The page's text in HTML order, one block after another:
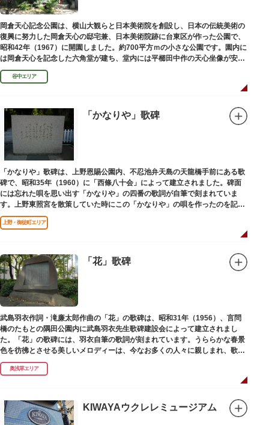
岡倉天心記念公園は、横山大観らと日本美術院を創設し、日本の伝統美術の
復興に努力した岡倉天心の邸宅兼、日本美術院跡に台東区が作った公園で、
昭和42年（1967）に開園しました。約700平方ｍの小さな公園です。園内に
は岡倉天心を記念した六角堂が建ち、堂内には平櫛田中作の天心坐像が安置
されています。
谷中エリア
「かなりや」歌碑
「かなりや」歌碑は、上野恩賜公園内、不忍池弁天島の天龍橋手前にある歌
碑で、昭和35年（1960）に「西條八十会」によって建立されました。碑面
には忘れた唄を思い出す「かなりや」の四番の歌詞が自筆で刻まれていま
す。上野東照宮を散策していた時にこの「かなりや」の唄を作ったのを記念
してこの地に建てられました。
上野・御徒町エリア
「花」歌碑
武島羽衣作詞・滝廉太郎作曲の「花」の歌碑は、昭和31年（1956）、言問
橋のたもとの隅田公園内に武島羽衣先生歌碑建設会によって建立されまし
た。「花」の歌碑には、羽衣自筆の歌詞が刻まれています。うららかな春景
色を彷彿とさせる美しいメロディーは、今なお多くの人々に親しまれ、歌い
つがれています。
奥浅草エリア
KIWAYAウクレレミュージアム